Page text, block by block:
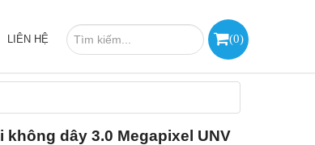
(0)
LIÊN HỆ
không dây 3.0 Megapixel UNV